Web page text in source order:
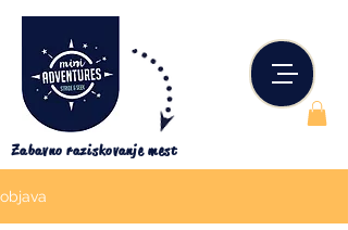
Zabavno raziskovanje mest
objava